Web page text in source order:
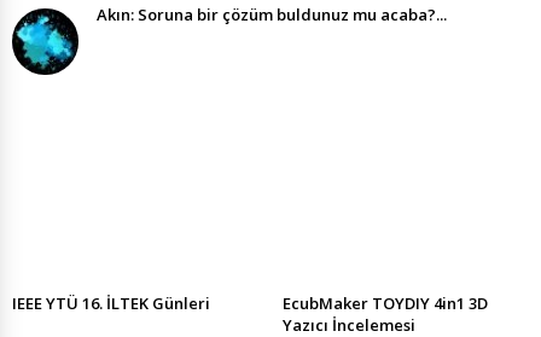
Akın: Soruna bir çözüm buldunuz mu acaba?...
IEEE YTÜ 16. İLTEK Günleri
EcubMaker TOYDIY 4in1 3D
Yazıcı İncelemesi